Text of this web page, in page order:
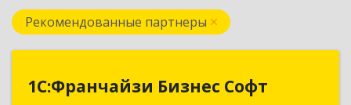
Рекомендованные партнеры
1С:Франчайзи Бизнес Софт
1С:Франчайзи Бизнес Софт